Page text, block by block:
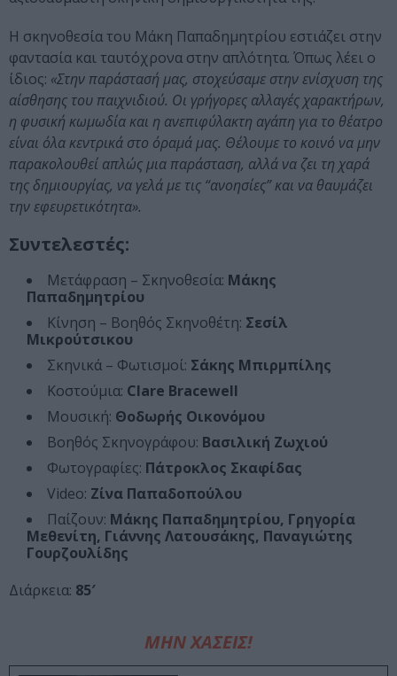
Η σκηνοθεσία του Μάκη Παπαδημητρίου εστιάζει στην
φαντασία και ταυτόχρονα στην απλότητα. Όπως λέει ο
ίδιος: «Στην παράστασή μας, στοχεύσαμε στην ενίσχυση της
αίσθησης του παιχνιδιού. Οι γρήγορες αλλαγές χαρακτήρων,
η φυσική κωμωδία και η ανεπιφύλακτη αγάπη για το θέατρο
είναι όλα κεντρικά στο όραμά μας. Θέλουμε το κοινό να μην
παρακολουθεί απλώς μια παράσταση, αλλά να ζει τη χαρά
της δημιουργίας, να γελά με τις “ανοησίες” και να θαυμάζει
την εφευρετικότητα».
Συντελεστές:
Μετάφραση – Σκηνοθεσία: Μάκης
Παπαδημητρίου
Κίνηση – Βοηθός Σκηνοθέτη: Σεσίλ
Μικρούτσικου
Σκηνικά – Φωτισμοί: Σάκης Μπιρμπίλης
Κοστούμια: Clare Bracewell
Μουσική: Θοδωρής Οικονόμου
Βοηθός Σκηνογράφου: Βασιλική Ζωχιού
Φωτογραφίες: Πάτροκλος Σκαφίδας
Video: Ζίνα Παπαδοπούλου
Παίζουν: Μάκης Παπαδημητρίου, Γρηγορία
Μεθενίτη, Γιάννης Λατουσάκης, Παναγιώτης
Γουρζουλίδης
Διάρκεια: 85′
ΜΗΝ ΧΑΣΕΙΣ!